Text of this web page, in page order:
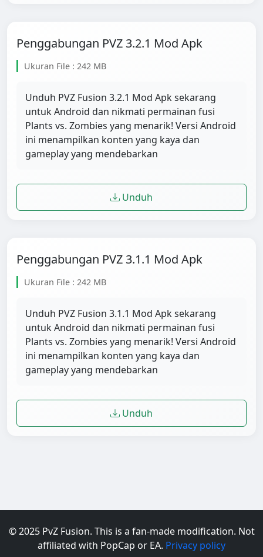
Penggabungan PVZ 3.2.1 Mod Apk
Ukuran File : 242 MB
Unduh PVZ Fusion 3.2.1 Mod Apk sekarang
untuk Android dan nikmati permainan fusi
Plants vs. Zombies yang menarik! Versi Android
ini menampilkan konten yang kaya dan
gameplay yang mendebarkan
Unduh
Penggabungan PVZ 3.1.1 Mod Apk
Ukuran File : 242 MB
Unduh PVZ Fusion 3.1.1 Mod Apk sekarang
untuk Android dan nikmati permainan fusi
Plants vs. Zombies yang menarik! Versi Android
ini menampilkan konten yang kaya dan
gameplay yang mendebarkan
Unduh
© 2025 PvZ Fusion. This is a fan-made modification. Not
affiliated with PopCap or EA. Privacy policy